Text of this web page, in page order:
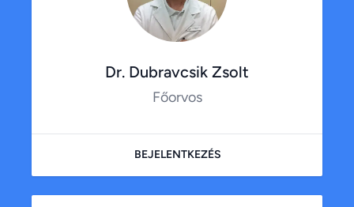
Dr. Dubravcsik Zsolt
Főorvos
BEJELENTKEZÉS